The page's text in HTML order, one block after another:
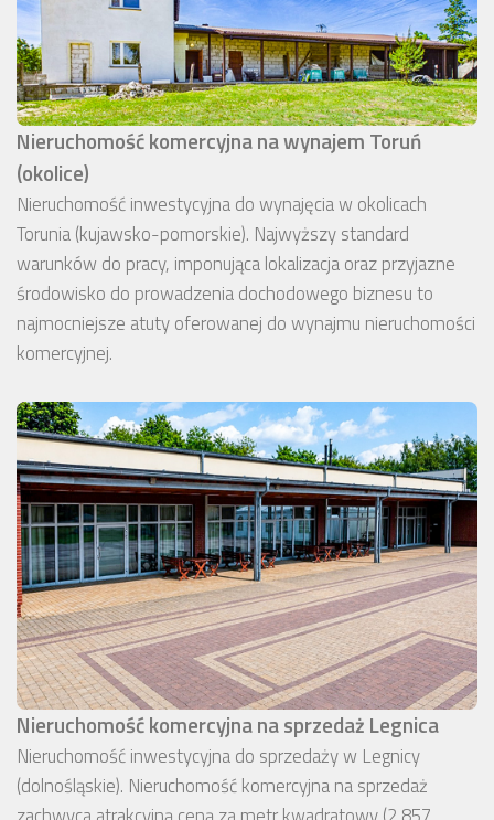
Nieruchomość komercyjna na wynajem Toruń
(okolice)
Nieruchomość inwestycyjna do wynajęcia w okolicach
Torunia (kujawsko-pomorskie). Najwyższy standard
warunków do pracy, imponująca lokalizacja oraz przyjazne
środowisko do prowadzenia dochodowego biznesu to
najmocniejsze atuty oferowanej do wynajmu nieruchomości
komercyjnej.
Nieruchomość komercyjna na sprzedaż Legnica
Nieruchomość inwestycyjna do sprzedaży w Legnicy
(dolnośląskie). Nieruchomość komercyjna na sprzedaż